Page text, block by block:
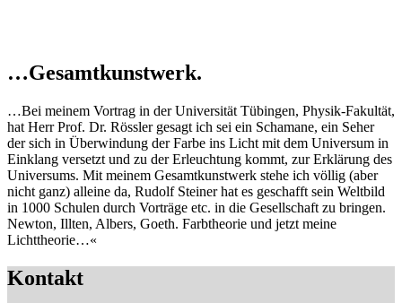
…Gesamtkunstwerk.
…Bei meinem Vortrag in der Universität Tübingen, Physik-Fakultät,
hat Herr Prof. Dr. Rössler gesagt ich sei ein Schamane, ein Seher
der sich in Überwindung der Farbe ins Licht mit dem Universum in
Einklang versetzt und zu der Erleuchtung kommt, zur Erklärung des
Universums. Mit meinem Gesamtkunstwerk stehe ich völlig (aber
nicht ganz) alleine da, Rudolf Steiner hat es geschafft sein Weltbild
in 1000 Schulen durch Vorträge etc. in die Gesellschaft zu bringen.
Newton, Illten, Albers, Goeth. Farbtheorie und jetzt meine
Lichttheorie…«
Kontakt